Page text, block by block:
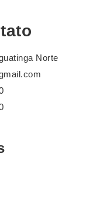
Norte